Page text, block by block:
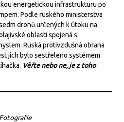
energetickou infrastrukturu po
Podle ruského ministerstva
dronů určených k útoku na
oblasti spojená s
Ruská protivzdušná obrana
jich bylo sestřeleno systémem
Věřte nebo ne, je z toho
Fotografie